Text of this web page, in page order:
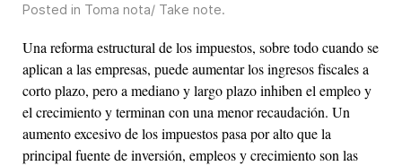
Posted in Toma nota/ Take note.
Una reforma estructural de los impuestos, sobre todo cuando se
aplican a las empresas, puede aumentar los ingresos fiscales a
corto plazo, pero a mediano y largo plazo inhiben el empleo y
el crecimiento y terminan con una menor recaudación. Un
aumento excesivo de los impuestos pasa por alto que la
principal fuente de inversión, empleos y crecimiento son las